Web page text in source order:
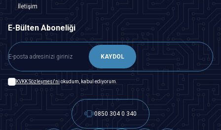
İletişim
E-Bülten Aboneliği
KAYDOL
KVKK Sözleşmesi'ni okudum, kabul ediyorum.
0850 304 0 340